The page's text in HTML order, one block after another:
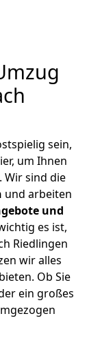
sein,
um Ihnen
Wir sind die
und arbeiten
und
es ist,
Riedlingen
wir alles
Ob Sie
ein großes